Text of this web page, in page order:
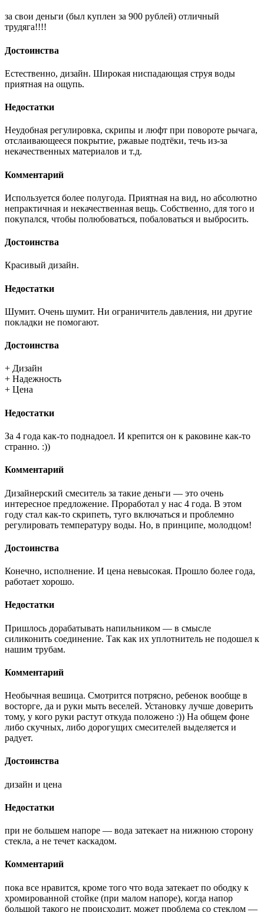
за свои деньги (был куплен за 900 рублей) отличный
трудяга!!!!
Достоинства
Естественно, дизайн. Широкая ниспадающая струя воды
приятная на ощупь.
Недостатки
Неудобная регулировка, скрипы и люфт при повороте рычага,
отслаивающееся покрытие, ржавые подтёки, течь из-за
некачественных материалов и т.д.
Комментарий
Используется более полугода. Приятная на вид, но абсолютно
непрактичная и некачественная вещь. Собственно, для того и
покупался, чтобы полюбоваться, побаловаться и выбросить.
Достоинства
Красивый дизайн.
Недостатки
Шумит. Очень шумит. Ни ограничитель давления, ни другие
покладки не помогают.
Достоинства
+ Дизайн
+ Надежность
+ Цена
Недостатки
За 4 года как-то поднадоел. И крепится он к раковине как-то
странно. :))
Комментарий
Дизайнерский смеситель за такие деньги — это очень
интересное предложение. Проработал у нас 4 года. В этом
году стал как-то скрипеть, туго включаться и проблемно
регулировать температуру воды. Но, в принципе, молодцом!
Достоинства
Конечно, исполнение. И цена невысокая. Прошло более года,
работает хорошо.
Недостатки
Пришлось дорабатывать напильником — в смысле
силиконить соединение. Так как их уплотнитель не подошел к
нашим трубам.
Комментарий
Необычная вешица. Смотрится потрясно, ребенок вообще в
восторге, да и руки мыть веселей. Установку лучше доверить
тому, у кого руки растут откуда положено :)) На общем фоне
либо скучных, либо дорогущих смесителей выделяется и
радует.
Достоинства
дизайн и цена
Недостатки
при не большем напоре — вода затекает на нижнюю сторону
стекла, а не течет каскадом.
Комментарий
пока все нравится, кроме того что вода затекает по ободку к
хромированной стойке (при малом напоре), когда напор
большой такого не происходит. может проблема со стеклом —